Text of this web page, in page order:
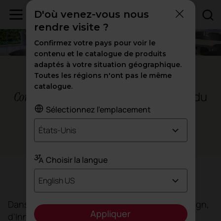
Madrid, Espagne
Concevoir pour apprendre :
l’université du
futur s’équipe avec Actiu
Dans les espaces de l’UDIT, l’Université de Design,
d’Innovation et de Technologie de Madrid,
D'où venez-vous nous
rendre visite ?
Confirmez votre pays pour voir le
contenu et le catalogue de produits
adaptés à votre situation géographique.
Toutes les régions n'ont pas le même
catalogue.
Sélectionnez l'emplacement
États-Unis
Choisir la langue
English US
Appliquer